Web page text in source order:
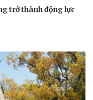
trở thành động lực